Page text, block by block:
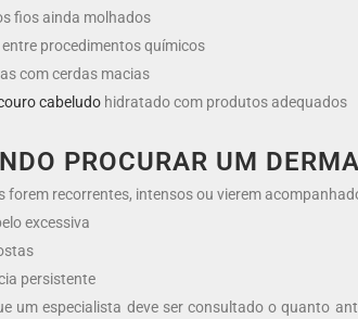
fios ainda molhados
entre procedimentos químicos
com cerdas macias
cabeludo hidratado com produtos adequados
PROCURAR UM
forem recorrentes, intensos ou vierem
excessiva
persistente
um especialista deve ser consultado o quanto